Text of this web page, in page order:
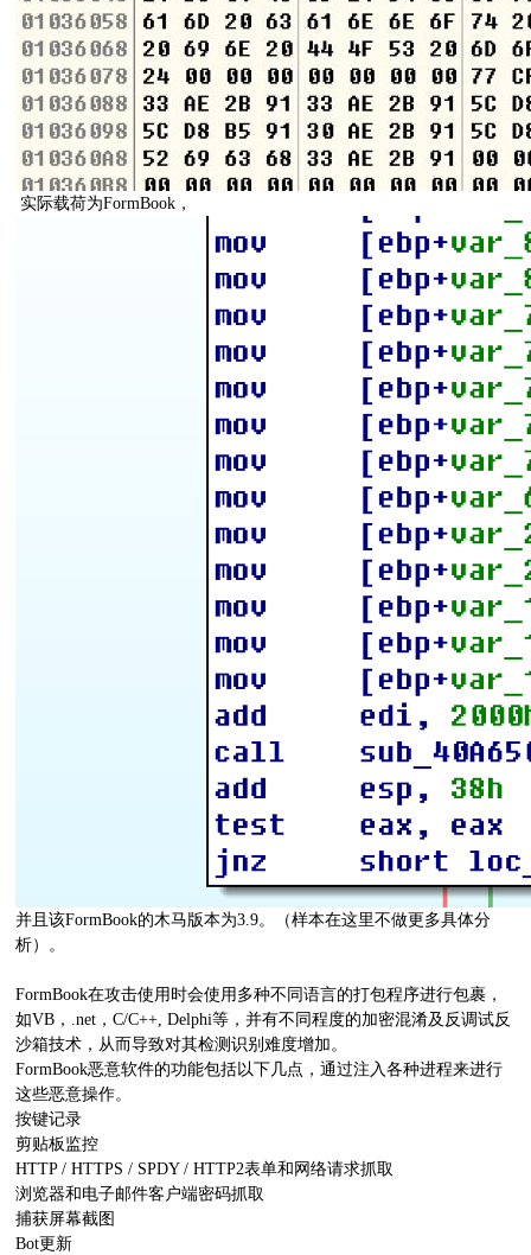
实际载荷为FormBook，
并且该FormBook的木马版本为3.9。（样本在这里不做更多具体分
析）。
FormBook在攻击使用时会使用多种不同语言的打包程序进行包裹，
如VB，.net，C/C++, Delphi等，并有不同程度的加密混淆及反调试反
沙箱技术，从而导致对其检测识别难度增加。
FormBook恶意软件的功能包括以下几点，通过注入各种进程来进行
这些恶意操作。
按键记录
剪贴板监控
HTTP / HTTPS / SPDY / HTTP2表单和网络请求抓取
浏览器和电子邮件客户端密码抓取
捕获屏幕截图
Bot更新